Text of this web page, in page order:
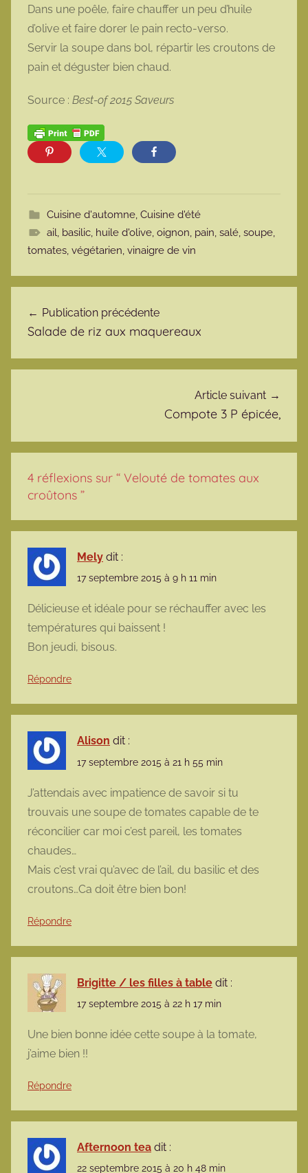
Dans une poêle, faire chauffer un peu d’huile
d’olive et faire dorer le pain recto-verso.
Servir la soupe dans bol, répartir les croutons de
pain et déguster bien chaud.
Source : Best-of 2015 Saveurs
Cuisine d'automne, Cuisine d'été
ail, basilic, huile d'olive, oignon, pain, salé, soupe,
tomates, végétarien, vinaigre de vin
Publication précédente
Salade de riz aux maquereaux
Article suivant
Compote 3 P épicée,
4 réflexions sur “ Velouté de tomates aux
croûtons ”
Mely dit :
17 septembre 2015 à 9 h 11 min
Délicieuse et idéale pour se réchauffer avec les
températures qui baissent !
Bon jeudi, bisous.
Répondre
Alison dit :
17 septembre 2015 à 21 h 55 min
J’attendais avec impatience de savoir si tu
trouvais une soupe de tomates capable de te
réconcilier car moi c’est pareil, les tomates
chaudes…
Mais c’est vrai qu’avec de l’ail, du basilic et des
croutons…Ca doit être bien bon!
Répondre
Brigitte / les filles à table dit :
17 septembre 2015 à 22 h 17 min
Une bien bonne idée cette soupe à la tomate,
j’aime bien !!
Répondre
Afternoon tea dit :
22 septembre 2015 à 20 h 48 min